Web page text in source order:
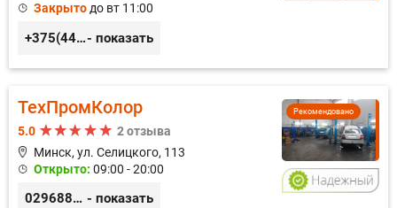
Закрыто до вт 11:00
+375(44) 559-27-77- показать
Рекомендовано
ТехПромКолор
5.0
2 отзыва
Минск, ул. Селицкого, 113
Открыто: 09:00 - 20:00
0296889898 - показать